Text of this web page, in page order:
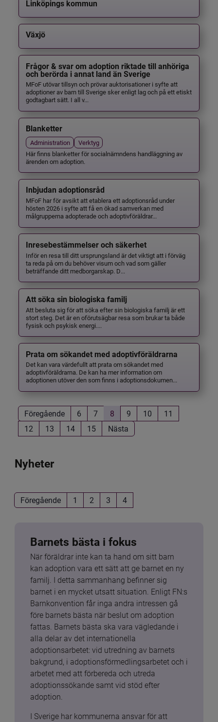
Linköpings kommun
Växjö
Frågor & svar om adoption riktade till anhöriga
och berörda i annat land än Sverige
MFoF utövar tillsyn och prövar auktorisationer i syfte att
adoptioner av barn till Sverige sker enligt lag och på ett etiskt
godtagbart sätt. I all v...
Blanketter
Administration
Verktyg
Här finns blanketter för socialnämndens handläggning av
ärenden om adoption.
Inbjudan adoptionsråd
MFoF har för avsikt att etablera ett adoptionsråd under
hösten 2026 i syfte att få en ökad samverkan med
målgrupperna adopterade och adoptivföräldrar...
Inresebestämmelser och säkerhet
Inför en resa till ditt ursprungsland är det viktigt att i förväg
ta reda på om du behöver visum och vad som gäller
beträffande ditt medborgarskap. D...
Att söka sin biologiska familj
Att besluta sig för att söka efter sin biologiska familj är ett
stort steg. Det är en oförutsägbar resa som brukar ta både
fysisk och psykisk energi....
Prata om sökandet med adoptivföräldrarna
Det kan vara värdefullt att prata om sökandet med
adoptivföräldrarna. De kan ha mer information om
adoptionen utöver den som finns i adoptionsdokumen...
Föregående 6 7 8 9 10
11
12
13 14 15 Nästa
Nyheter
Föregående 1 2 3 4
Barnets bästa i fokus
När föräldrar inte kan ta hand om sitt barn
kan adoption vara ett sätt att ge barnet en ny
familj. I detta sammanhang befinner sig
barnet i en mycket utsatt situation. Enligt FN:s
Barnkonvention får inga andra intressen gå
före barnets bästa när beslut om adoption
fattas. Barnets bästa ska vara vägledande i
alla delar av det internationella
adoptionsarbetet: vid utredning av barnets
bakgrund, i adoptionsförmedlingsarbetet och i
arbetet med att förbereda och utreda
adoptionssökande samt vid stöd efter
adoption.
I Sverige har kommunerna ansvar för att